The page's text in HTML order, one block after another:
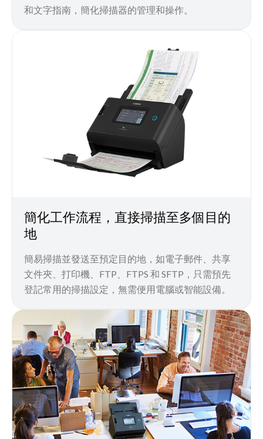
和文字指南，簡化掃描器的管理和操作。
簡化工作流程，直接掃描至多個目的
地
簡易掃描並發送至預定目的地，如電子郵件、共享
文件夾、打印機、FTP、FTPS 和 SFTP，只需預先
登記常用的掃描設定，無需便用電腦或智能設備。